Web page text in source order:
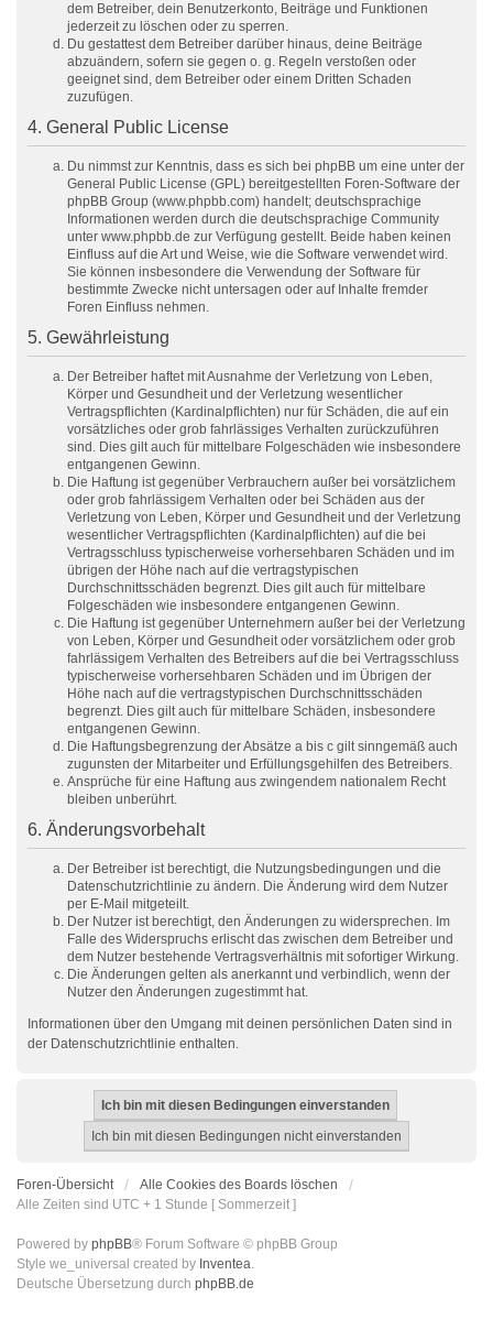
dem Betreiber, dein Benutzerkonto, Beiträge und Funktionen
jederzeit zu löschen oder zu sperren.
Du gestattest dem Betreiber darüber hinaus, deine Beiträge
abzuändern, sofern sie gegen o. g. Regeln verstoßen oder
geeignet sind, dem Betreiber oder einem Dritten Schaden
zuzufügen.
4. General Public License
Du nimmst zur Kenntnis, dass es sich bei phpBB um eine unter der
General Public License (GPL) bereitgestellten Foren-Software der
phpBB Group (www.phpbb.com) handelt; deutschsprachige
Informationen werden durch die deutschsprachige Community
unter www.phpbb.de zur Verfügung gestellt. Beide haben keinen
Einfluss auf die Art und Weise, wie die Software verwendet wird.
Sie können insbesondere die Verwendung der Software für
bestimmte Zwecke nicht untersagen oder auf Inhalte fremder
Foren Einfluss nehmen.
5. Gewährleistung
Der Betreiber haftet mit Ausnahme der Verletzung von Leben,
Körper und Gesundheit und der Verletzung wesentlicher
Vertragspflichten (Kardinalpflichten) nur für Schäden, die auf ein
vorsätzliches oder grob fahrlässiges Verhalten zurückzuführen
sind. Dies gilt auch für mittelbare Folgeschäden wie insbesondere
entgangenen Gewinn.
Die Haftung ist gegenüber Verbrauchern außer bei vorsätzlichem
oder grob fahrlässigem Verhalten oder bei Schäden aus der
Verletzung von Leben, Körper und Gesundheit und der Verletzung
wesentlicher Vertragspflichten (Kardinalpflichten) auf die bei
Vertragsschluss typischerweise vorhersehbaren Schäden und im
übrigen der Höhe nach auf die vertragstypischen
Durchschnittsschäden begrenzt. Dies gilt auch für mittelbare
Folgeschäden wie insbesondere entgangenen Gewinn.
Die Haftung ist gegenüber Unternehmern außer bei der Verletzung
von Leben, Körper und Gesundheit oder vorsätzlichem oder grob
fahrlässigem Verhalten des Betreibers auf die bei Vertragsschluss
typischerweise vorhersehbaren Schäden und im Übrigen der
Höhe nach auf die vertragstypischen Durchschnittsschäden
begrenzt. Dies gilt auch für mittelbare Schäden, insbesondere
entgangenen Gewinn.
Die Haftungsbegrenzung der Absätze a bis c gilt sinngemäß auch
zugunsten der Mitarbeiter und Erfüllungsgehilfen des Betreibers.
Ansprüche für eine Haftung aus zwingendem nationalem Recht
bleiben unberührt.
6. Änderungsvorbehalt
Der Betreiber ist berechtigt, die Nutzungsbedingungen und die
Datenschutzrichtlinie zu ändern. Die Änderung wird dem Nutzer
per E-Mail mitgeteilt.
Der Nutzer ist berechtigt, den Änderungen zu widersprechen. Im
Falle des Widerspruchs erlischt das zwischen dem Betreiber und
dem Nutzer bestehende Vertragsverhältnis mit sofortiger Wirkung.
Die Änderungen gelten als anerkannt und verbindlich, wenn der
Nutzer den Änderungen zugestimmt hat.
Informationen über den Umgang mit deinen persönlichen Daten sind in
der Datenschutzrichtlinie enthalten.
Foren-Übersicht
Alle Cookies des Boards löschen
Alle Zeiten sind UTC + 1 Stunde [ Sommerzeit ]
Powered by phpBB® Forum Software © phpBB Group
Style we_universal created by Inventea.
Deutsche Übersetzung durch phpBB.de